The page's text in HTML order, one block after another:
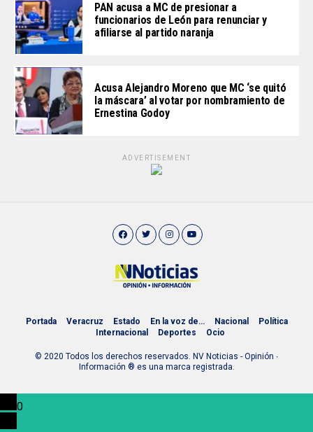
PAN acusa a MC de presionar a
funcionarios de León para renunciar y
afiliarse al partido naranja
Acusa Alejandro Moreno que MC ‘se quitó
la máscara’ al votar por nombramiento de
Ernestina Godoy
ADVERTISEMENT
Portada Veracruz Estado En la voz de… Nacional
Política
Internacional
Deportes Ocio
© 2020 Todos los derechos reservados. NV Noticias - Opinión ∙
Información ® es una marca registrada.
0